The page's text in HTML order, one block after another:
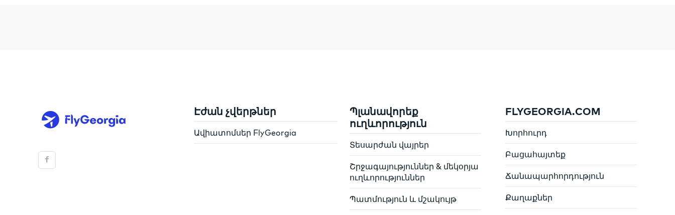
Էժան չվերթներ
Ավիատոմսեր FlyGeorgia
Պլանավորեք
ուղևորություն
Տեսարժան վայրեր
Շրջագայություններ & մեկօրյա
ուղևորություններ
Պատմություն և մշակույթ
FLYGEORGIA.COM
Խորհուրդ
Բացահայտեք
Ճանապարհորդություն
Քաղաքներ